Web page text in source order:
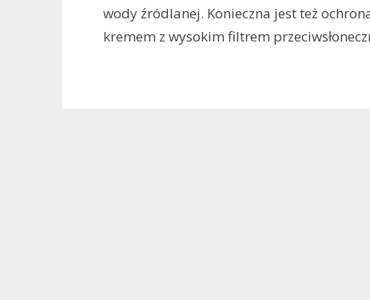
wody źródlanej. Konieczna jest też
kremem z wysokim filtrem